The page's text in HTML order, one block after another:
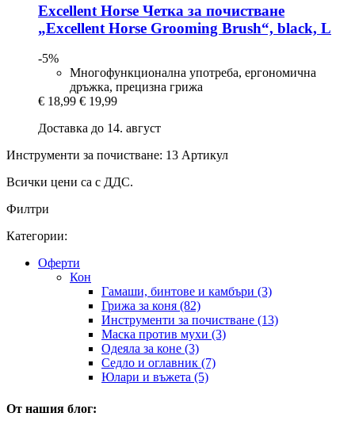
Excellent Horse Четка за почистване
„Excellent Horse Grooming Brush“, black, L
-5%
Многофункционална употреба, ергономична
дръжка, прецизна грижа
€ 18,99 € 19,99
Доставка до 14. август
Инструменти за почистване: 13 Артикул
Всички цени са с ДДС.
Филтри
Категории:
Оферти
Кон
Гамаши, бинтове и камбъри (3)
Грижа за коня (82)
Инструменти за почистване (13)
Маска против мухи (3)
Одеяла за коне (3)
Седло и оглавник (7)
Юлари и въжета (5)
От нашия блог: